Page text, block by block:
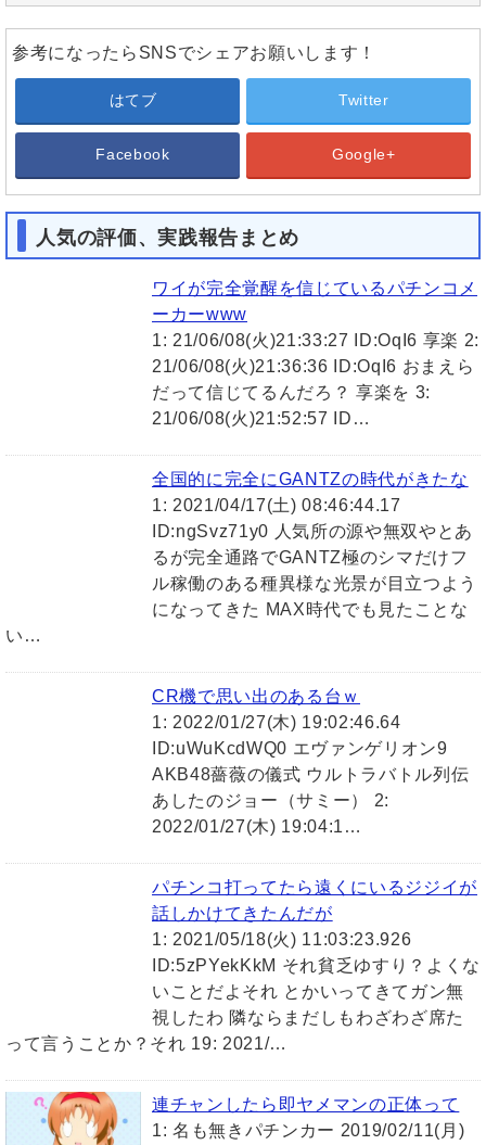
参考になったらSNSでシェアお願いします！
はてブ Twitter
Facebook Google+
人気の評価、実践報告まとめ
ワイが完全覚醒を信じているパチンコメ
ーカーwww
1: 21/06/08(火)21:33:27 ID:OqI6 享楽 2:
21/06/08(火)21:36:36 ID:OqI6 おまえら
だって信じてるんだろ？ 享楽を 3:
21/06/08(火)21:52:57 ID…
全国的に完全にGANTZの時代がきたな
1: 2021/04/17(土) 08:46:44.17
ID:ngSvz71y0 人気所の源や無双やとあ
るが完全通路でGANTZ極のシマだけフ
ル稼働のある種異様な光景が目立つよう
になってきた MAX時代でも見たことな
い…
CR機で思い出のある台ｗ
1: 2022/01/27(木) 19:02:46.64
ID:uWuKcdWQ0 エヴァンゲリオン9
AKB48薔薇の儀式 ウルトラバトル列伝
あしたのジョー（サミー） 2:
2022/01/27(木) 19:04:1…
パチンコ打ってたら遠くにいるジジイが
話しかけてきたんだが
1: 2021/05/18(火) 11:03:23.926
ID:5zPYekKkM それ貧乏ゆすり？よくな
いことだよそれ とかいってきてガン無
視したわ 隣ならまだしもわざわざ席た
って言うことか？それ 19: 2021/…
連チャンしたら即ヤメマンの正体って
1: 名も無きパチンカー 2019/02/11(月)